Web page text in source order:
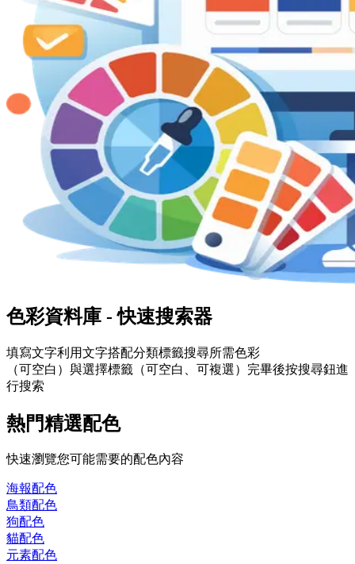
色彩資料庫 - 快速搜索器
填寫文字利用文字搭配分類標籤搜尋所需色彩
（可空白）與選擇標籤 （可空白、可複選）完畢後按搜尋鈕進
行搜索
熱門精選配色
快速瀏覽您可能需要的配色內容
海報配色
鳥類配色
狗配色
貓配色
元素配色